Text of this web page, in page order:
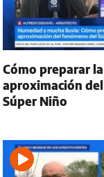
Cómo preparar
aproximación
Súper Niño